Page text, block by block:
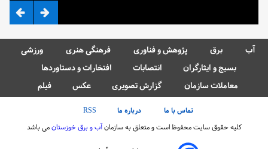
آب برق پژوهش و فناوری فرهنگی هنری
ورزشی
بسیج و ایثارگران
انتصابات
افتخارات و دستاوردها
معاملات سازمان
گزارش تصویری عکس فیلم
تماس با ما درباره ما
RSS
کلیه حقوق سایت محفوظ است و متعلق به سازمانآب و برق خوزستانمی باشد